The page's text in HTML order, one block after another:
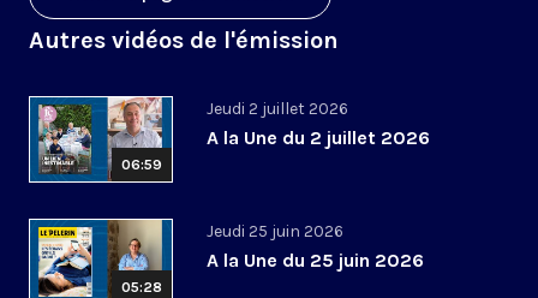
Autres vidéos de l'émission
06:59
Jeudi 2 juillet 2026
A la Une du 2 juillet 2026
05:28
Jeudi 25 juin 2026
A la Une du 25 juin 2026